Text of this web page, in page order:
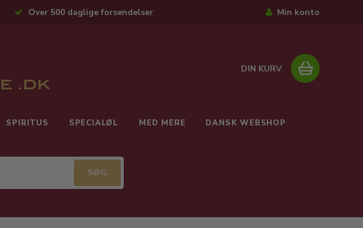
Over 500 daglige forsendelser Min konto
DIN KURV
SPIRITUS SPECIALØL MED MERE DANSK WEBSHOP